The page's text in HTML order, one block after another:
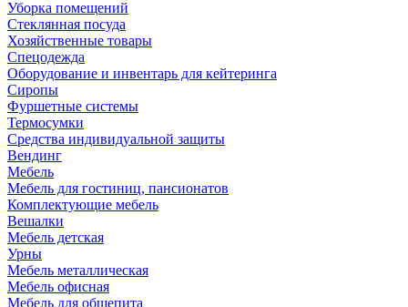
Уборка помещений
Стеклянная посуда
Хозяйственные товары
Спецодежда
Оборудование и инвентарь для кейтеринга
Сиропы
Фуршетные системы
Термосумки
Средства индивидуальной защиты
Вендинг
Мебель
Мебель для гостиниц, пансионатов
Комплектующие мебель
Вешалки
Мебель детская
Урны
Мебель металлическая
Мебель офисная
Мебель для общепита